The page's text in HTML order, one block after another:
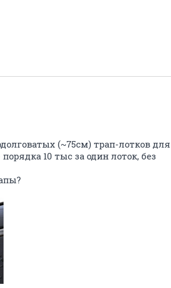
(~75см) трап-лотков для
10 тыс за один лоток, без